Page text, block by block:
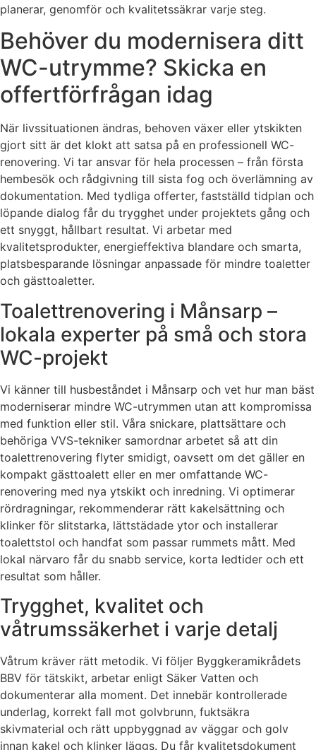
planerar, genomför och kvalitetssäkrar varje steg.
Behöver du modernisera ditt
WC-utrymme? Skicka en
offertförfrågan idag
När livssituationen ändras, behoven växer eller ytskikten
gjort sitt är det klokt att satsa på en professionell WC-
renovering. Vi tar ansvar för hela processen – från första
hembesök och rådgivning till sista fog och överlämning av
dokumentation. Med tydliga offerter, fastställd tidplan och
löpande dialog får du trygghet under projektets gång och
ett snyggt, hållbart resultat. Vi arbetar med
kvalitetsprodukter, energieffektiva blandare och smarta,
platsbesparande lösningar anpassade för mindre toaletter
och gästtoaletter.
Toalettrenovering i Månsarp –
lokala experter på små och stora
WC-projekt
Vi känner till husbeståndet i Månsarp och vet hur man bäst
moderniserar mindre WC-utrymmen utan att kompromissa
med funktion eller stil. Våra snickare, plattsättare och
behöriga VVS-tekniker samordnar arbetet så att din
toalettrenovering flyter smidigt, oavsett om det gäller en
kompakt gästtoalett eller en mer omfattande WC-
renovering med nya ytskikt och inredning. Vi optimerar
rördragningar, rekommenderar rätt kakelsättning och
klinker för slitstarka, lättstädade ytor och installerar
toalettstol och handfat som passar rummets mått. Med
lokal närvaro får du snabb service, korta ledtider och ett
resultat som håller.
Trygghet, kvalitet och
våtrumssäkerhet i varje detalj
Våtrum kräver rätt metodik. Vi följer Byggkeramikrådets
BBV för tätskikt, arbetar enligt Säker Vatten och
dokumenterar alla moment. Det innebär kontrollerade
underlag, korrekt fall mot golvbrunn, fuktsäkra
skivmaterial och rätt uppbyggnad av väggar och golv
innan kakel och klinker läggs. Du får kvalitetsdokument